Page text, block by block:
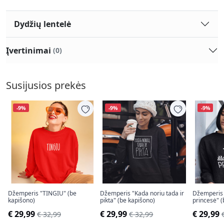
Dydžių lentelė
Įvertinimai (0)
Susijusios prekės
-9%
Džemperis "TINGIU" (be
kapišono)
€ 29,99 € 32,99
-9%
Džemperis "Kada noriu tada ir
pikta" (be kapišono)
€ 29,99 € 32,99
-9%
princesė"
€ 29,99